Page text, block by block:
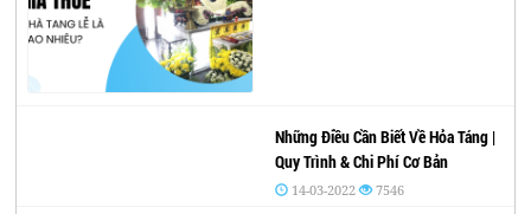
Những Điều Cần Biết Về Hỏa Táng |
Quy Trình & Chi Phí Cơ Bản
14-03-2022 7546